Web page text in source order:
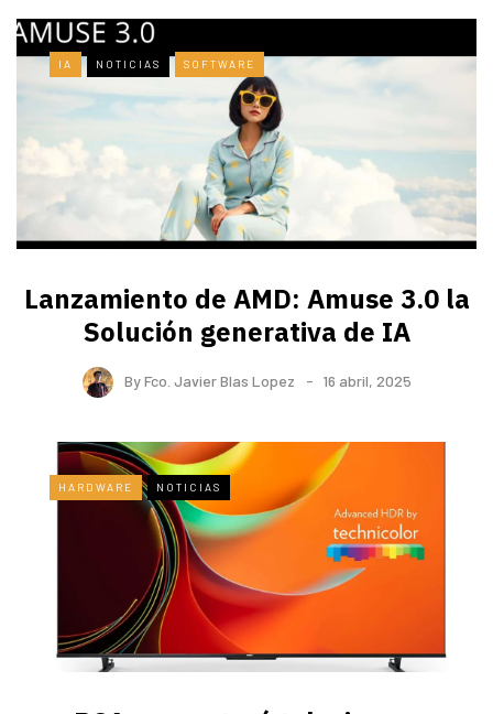
IA NOTICIAS SOFTWARE
Lanzamiento de AMD: Amuse 3.0 la
Solución generativa de IA
ByFco. Javier Blas Lopez 16 abril, 2025
HARDWARE NOTICIAS